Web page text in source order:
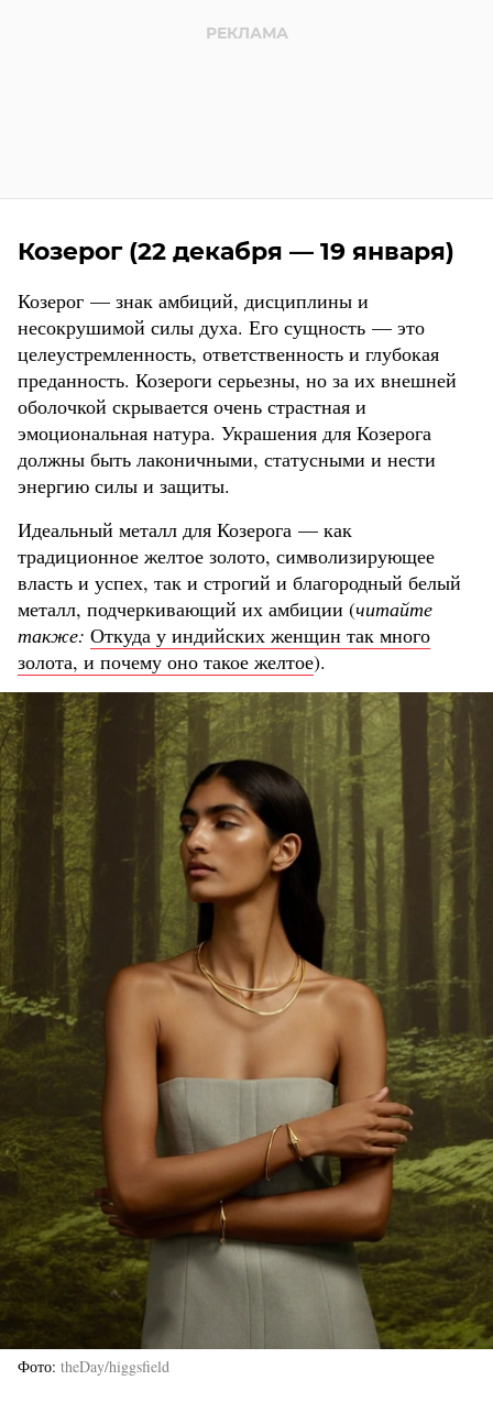
Козерог (22 декабря — 19 января)
Козерог — знак амбиций, дисциплины и
несокрушимой силы духа. Его сущность — это
целеустремленность, ответственность и глубокая
преданность. Козероги серьезны, но за их внешней
оболочкой скрывается очень страстная и
эмоциональная натура. Украшения для Козерога
должны быть лаконичными, статусными и нести
энергию силы и защиты.
Идеальный металл для Козерога — как
традиционное желтое золото, символизирующее
власть и успех, так и строгий и благородный белый
металл, подчеркивающий их амбиции (читайте
также: Откуда у индийских женщин так много
золота, и почему оно такое желтое).
Фото theDay/higgsfield